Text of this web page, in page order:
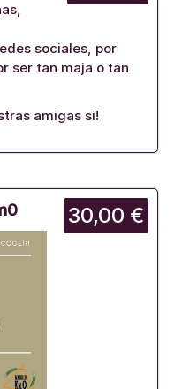
sociales, por
ser tan maja o tan
amigas si!
30,00 €